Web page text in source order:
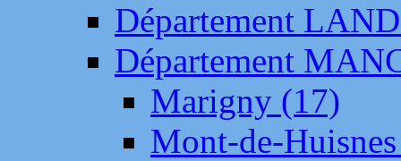
Département
Département
Marigny (17)
Mont-de-